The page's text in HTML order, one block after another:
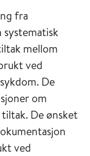
fra
systematisk
mellom
ved
De
om
De ønsket
ved